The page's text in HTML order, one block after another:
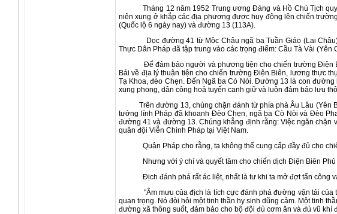
Tháng 12 năm 1952 Trung ương Đảng và Hồ Chủ Tịch quyết
niên xung ở khắp các địa phương được huy động lên chiến
(Quốc lộ 6 ngày nay) và đường 13 (113A).
Dọc đường 41 từ Mộc Châu ngã ba Tuần Giáo (Lai Châu) là
Thực Dân Pháp đã tập trung vào các trọng điểm: Cầu Tà Vài
Để đảm bảo người và phương tiện cho chiến trường Điện
Bái về địa lý thuận tiện cho chiến trường Điện Biên, lương thực
Tạ Khoa, đèo Chẹn. Đến Ngã ba Cò Nòi. Đường 13 là con
xung phong, dân công hoả tuyến canh giữ và luôn đảm bảo lưu
Trên đường 13, chúng chặn đánh từ phía phà Âu Lâu (Yên
tướng lính Pháp đã khoanh Đèo Chẹn, ngã ba Cò Nòi và Đèo
đường 41 và đường 13. Chúng khẳng định rằng: Việc ngăn
quân đội Viễn Chinh Pháp tại Việt Nam.
Quân Pháp cho rằng, ta không thể cung cấp đầy đủ cho
Nhưng với ý chí và quyết tâm cho chiến dịch Điện Biên
Địch đánh phá rất ác liệt, nhất là tư khi ta mở đợt tấn công
"Âm mưu của địch là tích cực đánh phá đường vận tải của ta
quan trọng. Nó đòi hỏi một tinh thần hy sinh dũng cảm. Một tinh
đường xã thông suốt, đảm bảo cho bộ đội đủ cơm ăn và đủ vũ